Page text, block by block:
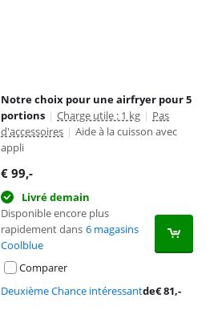
Notre choix pour une airfryer pour 5
portions | Charge utile : 1 kg | Pas
d'accessoires | Aide à la cuisson avec
appli
€ 99,-
Livré demain
Disponible encore plus
rapidement dans 6 magasins
Coolblue
Comparer
Deuxième Chance intéressantde€81,-